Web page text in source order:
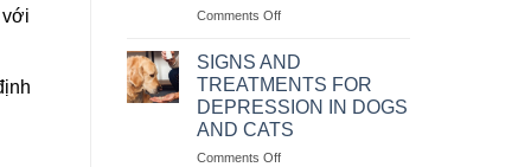
với
IM
MỆNH
Comments Offon
NHÂN
VÀ
CÁCH
CHỮA
BỆNH
CHÓ
SIGNS AND
TREATMENTS FOR
DEPRESSION IN DOGS
AND CATS
Comments Offon